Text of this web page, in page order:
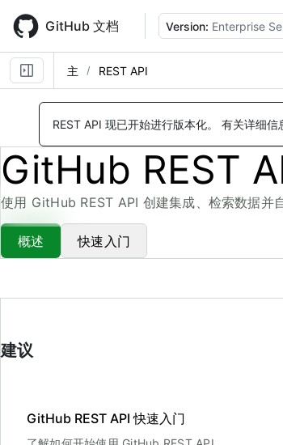
main
content
GitHub 文档 Version: Enterprise
主 REST API
REST API 现已开始进行版本化。 有关详细信
GitHub REST
使用 GitHub REST API 创建集成、检索数据并
概述 快速入门
建议
GitHub REST API 快速入门